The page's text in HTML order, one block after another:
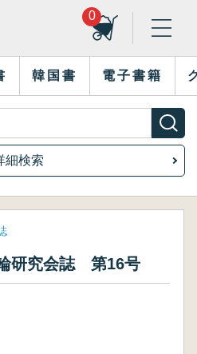
0
韓国書 電子書籍
細検索
研究会誌 第16号